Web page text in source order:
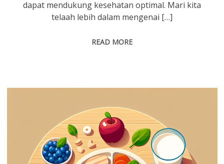
dapat mendukung kesehatan optimal. Mari kita
telaah lebih dalam mengenai […]
READ MORE